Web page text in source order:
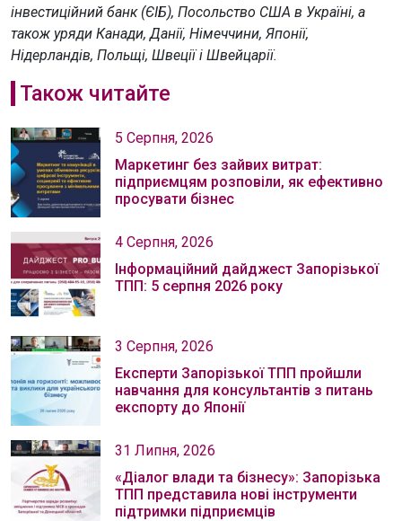
інвестиційний банк (ЄІБ), Посольство США в Україні, а
також уряди Канади, Данії, Німеччини, Японії,
Нідерландів, Польщі, Швеції і Швейцарії.
Також читайте
5 Серпня, 2026
Маркетинг без зайвих витрат:
підприємцям розповіли, як ефективно
просувати бізнес
4 Серпня, 2026
Інформаційний дайджест Запорізької
ТПП: 5 серпня 2026 року
3 Серпня, 2026
Експерти Запорізької ТПП пройшли
навчання для консультантів з питань
експорту до Японії
31 Липня, 2026
«Діалог влади та бізнесу»: Запорізька
ТПП представила нові інструменти
підтримки підприємців